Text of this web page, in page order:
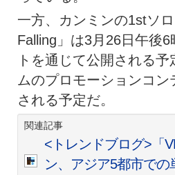
一方、カンミンの1stソ
Falling」は3月26日午後6
トを通じて公開される
ムのプロモーションコン
される予定だ。
関連記事
<トレンドブログ>「
ン、アジア5都市で